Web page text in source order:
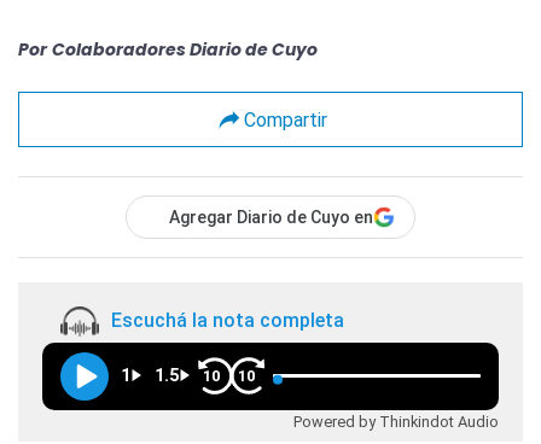
Por Colaboradores Diario de Cuyo
Compartir
Agregar Diario de Cuyo en
Escuchá la nota completa
1 1.5 10 10
Powered by Thinkindot Audio